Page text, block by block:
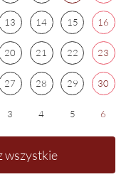
13 14 15 16
20 21 22 23
27 28 29 30
3 4 5 6
wszystkie